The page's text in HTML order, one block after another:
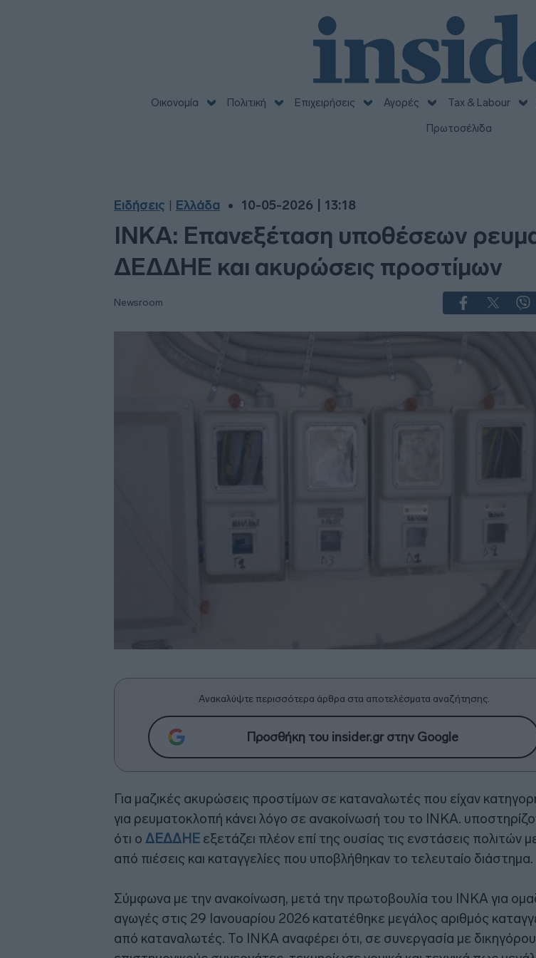
Οικονομία Πολιτική Επιχειρήσεις Αγορές Tax & Labour
Πρωτοσέλιδα
Ειδήσεις Ελλάδα 10-05-2026 | 13:18
ΙΝΚΑ: Επανεξέταση υποθέσεων
ΔΕΔΔΗΕ και ακυρώσεις προστίμων
Newsroom
Ανακαλύψτε περισσότερα άρθρα στα αποτελέσματα αναζήτησης.
Προσθήκη του insider.gr στην Google
Για μαζικές ακυρώσεις προστίμων σε καταναλωτές που είχαν
για ρευματοκλοπή κάνει λόγο σε ανακοίνωσή του το ΙΝΚΑ.
ότι ο ΔΕΔΔΗΕ εξετάζει πλέον επί της ουσίας τις ενστάσεις πολιτών
από πιέσεις και καταγγελίες που υποβλήθηκαν το τελευταίο διάστημα.
Σύμφωνα με την ανακοίνωση, μετά την πρωτοβουλία του ΙΝΚΑ για
αγωγές στις 29 Ιανουαρίου 2026 κατατέθηκε μεγάλος αριθμός
από καταναλωτές. Το ΙΝΚΑ αναφέρει ότι, σε συνεργασία με